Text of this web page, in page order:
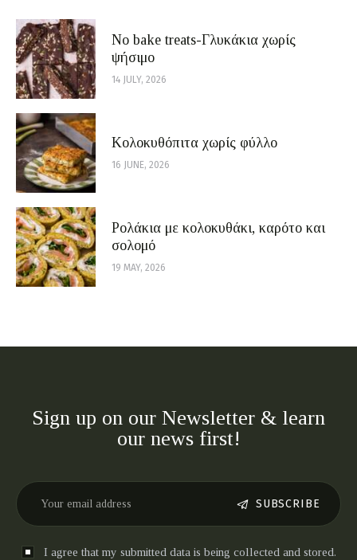
No bake treats-Γλυκάκια χωρίς
ψήσιμο
14 JULY, 2026
Κολοκυθόπιτα χωρίς φύλλο
16 JUNE, 2026
Ρολάκια με κολοκυθάκι, καρότο και
σολομό
19 MAY, 2026
Sign up on our Newsletter & learn
our news first!
SUBSCRIBE
I agree that my submitted data is being collected and stored.